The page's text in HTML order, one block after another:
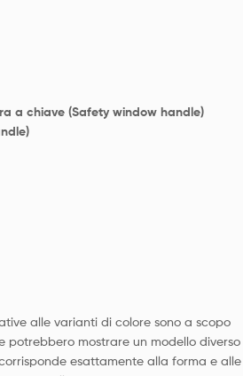
a chiave (Safety window handle)
alle varianti di colore sono a scopo
mostrare un modello
esattamente alla forma e alle